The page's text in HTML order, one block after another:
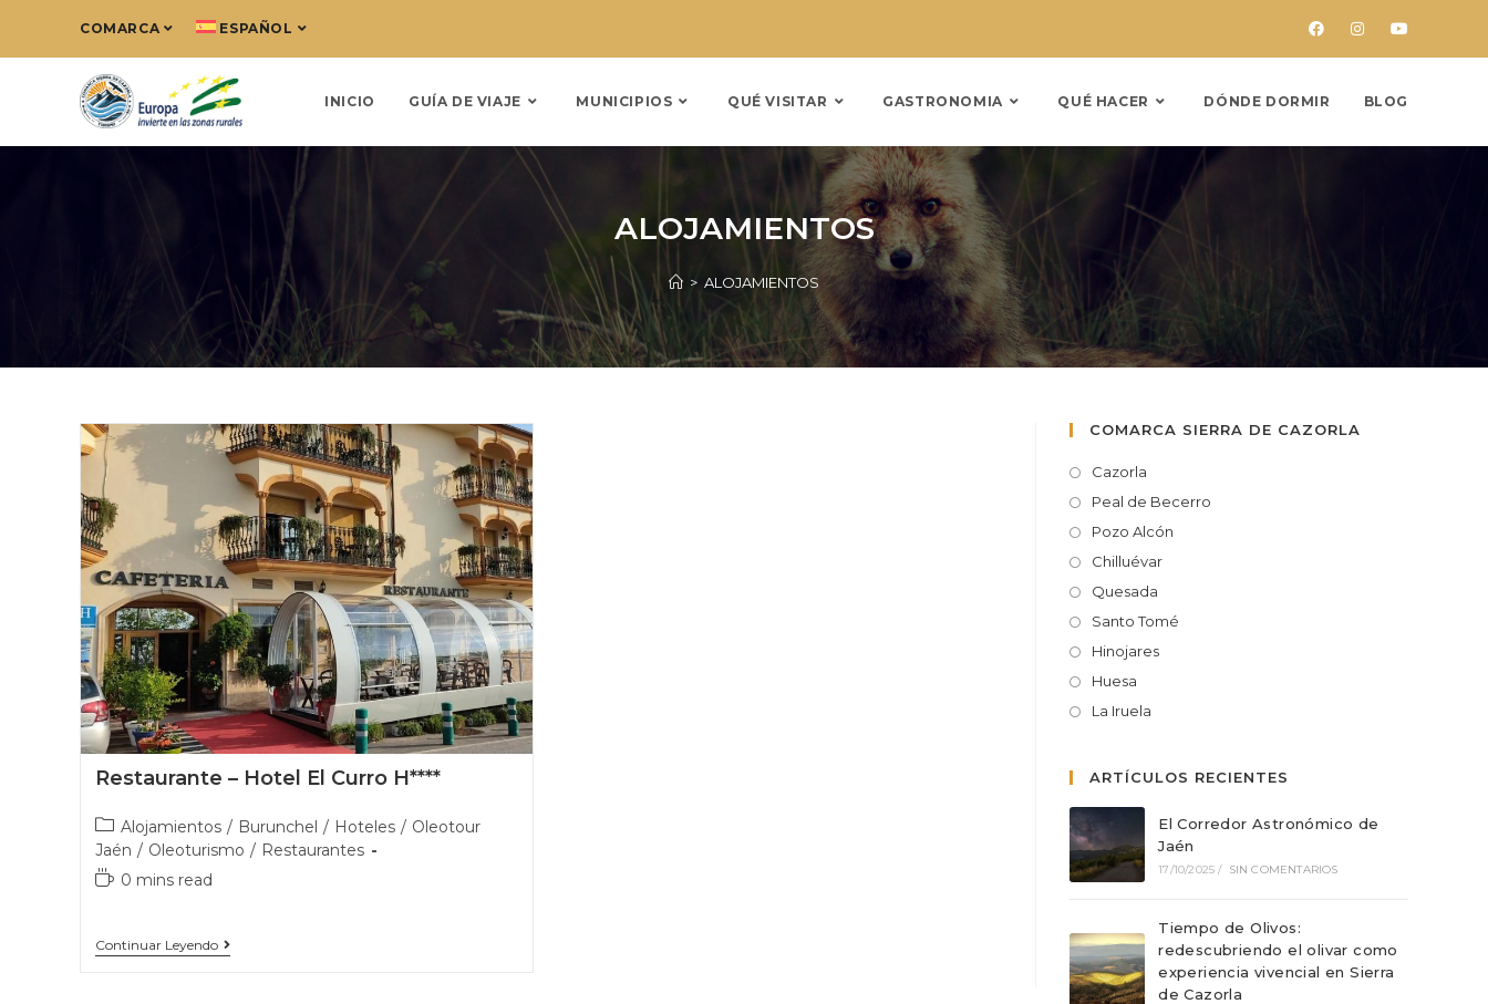
COMARCA ESPAÑOL
INICIO GUÍA DE VIAJE MUNICIPIOS QUÉ VISITAR GASTRONOMIA QUÉ HACER DÓNDE DORMIR BLOG
ALOJAMIENTOS
> ALOJAMIENTOS
Restaurante – Hotel El Curro H****
Alojamientos / Burunchel / Hoteles / Oleotour
Jaén / Oleoturismo / Restaurantes
0 mins read
Continuar Leyendo
COMARCA SIERRA DE CAZORLA
Cazorla
Peal de Becerro
Pozo Alcón
Chilluévar
Quesada
Santo Tomé
Hinojares
Huesa
La Iruela
ARTÍCULOS RECIENTES
El Corredor Astronómico de
Jaén
17/10/2025 / SIN COMENTARIOS
Tiempo de Olivos:
redescubriendo el olivar como
experiencia vivencial en Sierra
de Cazorla